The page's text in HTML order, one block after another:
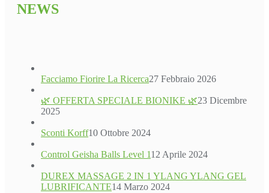
NEWS
Facciamo Fiorire La Ricerca27 Febbraio 2026
🌿 OFFERTA SPECIALE BIONIKE 🌿23 Dicembre
2025
Sconti Korff10 Ottobre 2024
Control Geisha Balls Level 112 Aprile 2024
DUREX MASSAGE 2 IN 1 YLANG YLANG GEL
LUBRIFICANTE14 Marzo 2024